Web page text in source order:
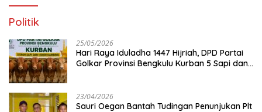
Politik
25/05/2026
Hari Raya Iduladha 1447 Hijriah, DPD Partai
Golkar Provinsi Bengkulu Kurban 5 Sapi dan 1
23/04/2026
Sauri Oegan Bantah Tudingan Penunjukan Plt